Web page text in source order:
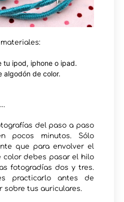
tu ipod, iphone o ipad.
algodón de color.
del paso a paso
pocos minutos. Sólo
que para envolver el
color debes pasar el hilo
fotogradías dos y tres.
practicarlo antes de
sobre tus auriculares.